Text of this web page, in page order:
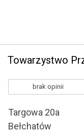
brak opinii
Targowa 20a
Bełchatów